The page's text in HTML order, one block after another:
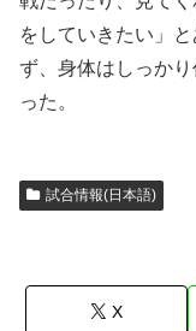
をしていきたい」
ず、身体はしっか
った。
試合情報(日本語)
X